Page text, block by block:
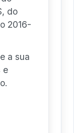
do
2016-
a sua
e